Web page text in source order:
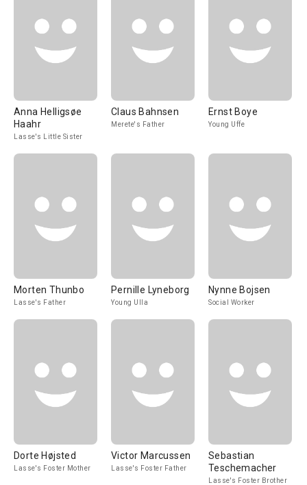
Anna Helligsøe
Haahr
Lasse's Little Sister
Claus Bahnsen
Merete's Father
Ernst Boye
Young Uffe
Morten Thunbo
Lasse's Father
Pernille Lyneborg
Young Ulla
Nynne Bojsen
Social Worker
Dorte Højsted
Lasse's Foster Mother
Victor Marcussen
Lasse's Foster Father
Sebastian
Teschemacher
Lasse's Foster Brother